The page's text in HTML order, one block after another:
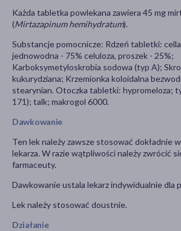
Każda tabletka powlekana zawiera 45 mg
(Mirtazapinum hemihydratum).
Substancje pomocnicze: Rdzeń tabletki:
jednowodna - 75% celuloza, proszek - 25%;
Karboksymetyloskrobia sodowa (typ A);
kukurydziana; Krzemionka koloidalna
stearynian. Otoczka tabletki: hypromeloza;
171); talk; makrogol 6000.
Dawkowanie
Ten lek należy zawsze stosować dokładnie
lekarza. W razie wątpliwości należy zwrócić
farmaceuty.
Dawkowanie ustala lekarz indywidualnie dla
Lek należy stosować doustnie.
Działanie